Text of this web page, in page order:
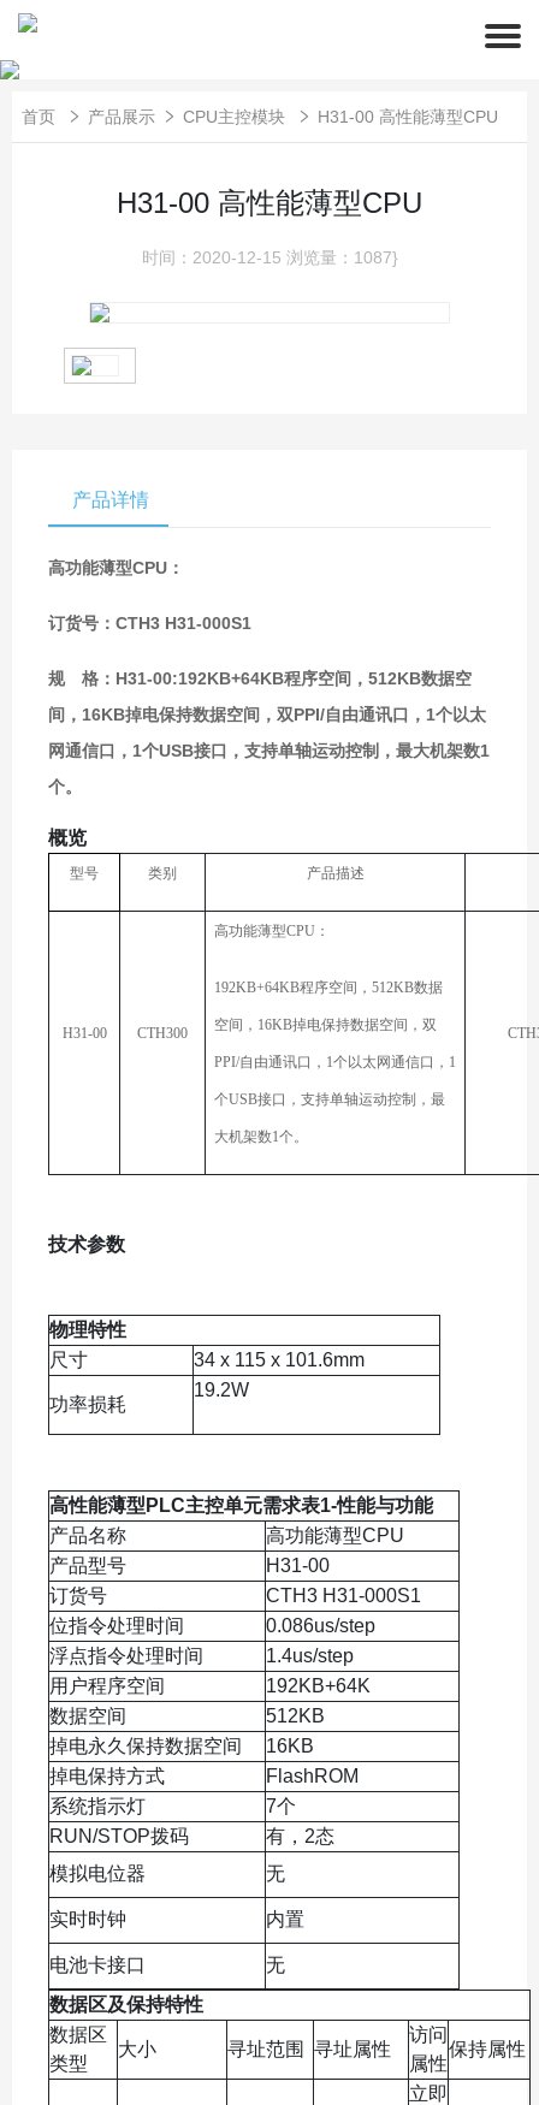
首页 产品展示 CPU主控模块 H31-00 高性能薄型CPU
H31-00 高性能薄型CPU
时间：2020-12-15 浏览量：1087}
产品详情
高功能薄型CPU：
订货号：CTH3 H31-000S1
规 格：H31-00:192KB+64KB程序空间，512KB数据空
间，16KB掉电保持数据空间，双PPI/自由通讯口，1个以太
网通信口，1个USB接口，支持单轴运动控制，最大机架数1
个。
概览
型号 类别 产品描述
H31-00 CTH300
高功能薄型CPU：
192KB+64KB程序空间，512KB数据
空间，16KB掉电保持数据空间，双
PPI/自由通讯口，1个以太网通信口，1
个USB接口，支持单轴运动控制，最
大机架数1个。
技术参数
物理特性
尺寸
34 x 115 x 101.6mm
功率损耗
19.2W
高性能薄型PLC主控单元需求表1-性能与功能
产品名称
高功能薄型CPU
产品型号
H31-00
订货号
CTH3 H31-000S1
位指令处理时间
0.086us/step
浮点指令处理时间
1.4us/step
用户程序空间
192KB+64K
数据空间
512KB
掉电永久保持数据空间
16KB
掉电保持方式
FlashROM
系统指示灯
7个
RUN/STOP拨码
有，2态
模拟电位器
无
实时时钟 内置
电池卡接口
无
数据区及保持特性
数据区
类型
大小 寻址范围 寻址属性
访问
属性
保持属性
立即